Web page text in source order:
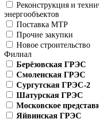
Реконструкция и
энергообъектов
Поставка МТР
Прочие закупки
Новое строительство
Филиал
Берёзовская ГРЭС
Смоленская ГРЭС
Сургутская ГРЭС-2
Шатурская ГРЭС
Московское
Яйвинская ГРЭС